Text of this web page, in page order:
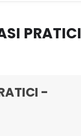
PRATICI
-